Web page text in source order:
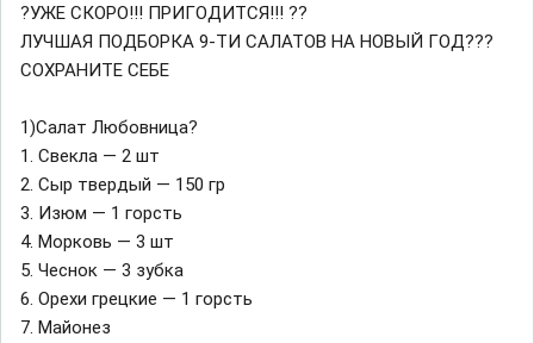
?УЖЕ СКОРО!!! ПРИГОДИТСЯ!!! ??
ЛУЧШАЯ ПОДБОРКА 9-ТИ САЛАТОВ НА НОВЫЙ ГОД???
СОХРАНИТЕ СЕБЕ
1)Салат Любовница?
1. Свекла — 2 шт
2. Сыр твердый — 150 гр
3. Изюм — 1 горсть
4. Морковь — 3 шт
5. Чеснок — 3 зубка
6. Орехи грецкие — 1 горсть
7. Майонез